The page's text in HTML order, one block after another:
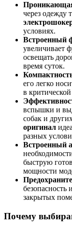
через одежду
условиях.
Встроенный
увеличивает
освещать
время суток.
его легко
в
вспышки и
собак и
оригинал
разных
Встроенный
быструю
мощности
безопасность
закрытых
Почему